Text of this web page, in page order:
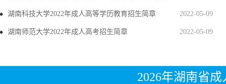
2022-05-09
湖南科技大学2022年成人高等学历教育招生简章
2022-05-09
湖南师范大学2022年成人高考招生简章
2026年湖南省